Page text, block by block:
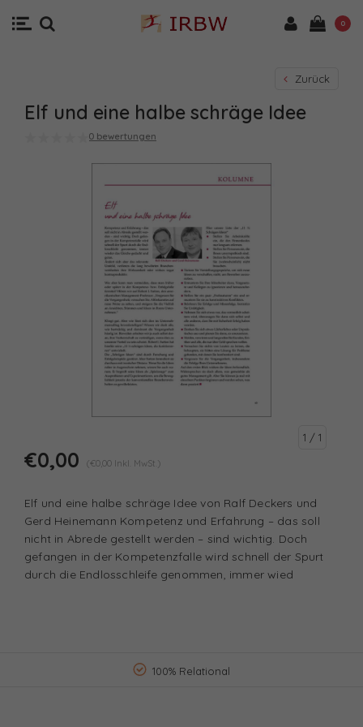
0
Zurück
Elf und eine halbe schräge Idee
0 bewertungen
1 / 1
€0,00 (€0,00 Inkl. MwSt.)
Elf und eine halbe schräge Idee von Ralf Deckers und
Gerd Heinemann Kompetenz und Erfahrung – das soll
nicht in Abrede gestellt werden – sind wichtig. Doch
gefangen in der Kompetenzfalle wird schnell der Spurt
durch die Endlosschleife genommen, immer wied
100% Relational